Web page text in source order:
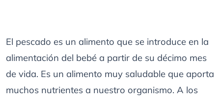
El pescado es un alimento que se introduce en la
alimentación del bebé a partir de su décimo mes
de vida. Es un alimento muy saludable que aporta
muchos nutrientes a nuestro organismo. A los